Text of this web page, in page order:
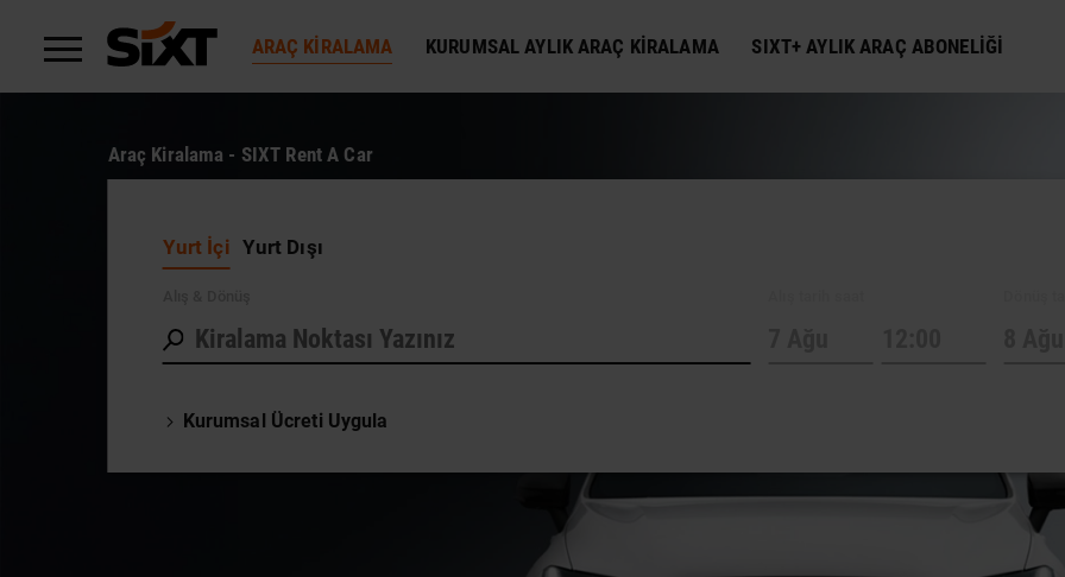
ARAÇ KIRALAMA KURUMSAL AYLIK ARAÇ KIRALAMA SIXT+ AYLIK ARAÇ ABONELIĞI
Yurt İçi Yurt Dışı
Araç Kiralama - SIXT Rent A Car
Kurumsal Ücreti Uygula